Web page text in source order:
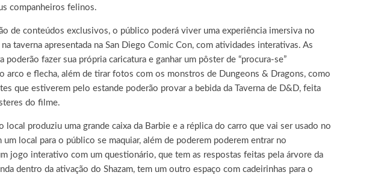
companheiros felinos.
de conteúdos exclusivos, o público poderá viver uma experiência imersiva no
taverna apresentada na San Diego Comic Con, com atividades interativas. As
fazer sua própria caricatura e ganhar um pôster de “procura-se”
e flecha, além de tirar fotos com os monstros de Dungeons & Dragons, como
que estiverem pelo estande poderão provar a bebida da Taverna de D&D, feita
do filme.
produziu uma grande caixa da Barbie e a réplica do carro que vai ser usado no
local para o público se maquiar, além de poderem poderem entrar no
jogo interativo com um questionário, que tem as respostas feitas pela árvore da
dentro da ativação do Shazam, tem um outro espaço com cadeirinhas para o